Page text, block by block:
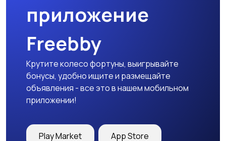
Другое
приложение
Freebby
Крутите колесо фортуны, выигрывайте
бонусы, удобно ищите и размещайте
объявления - все это в нашем мобильном
приложении!
Play Market App Store